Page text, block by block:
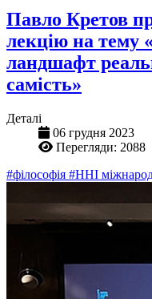
Павло Кретов
лекцію на тему
ландшафт
самість»
Деталі
06 грудня 2023
Перегляди: 2088
#філософія #ННІ